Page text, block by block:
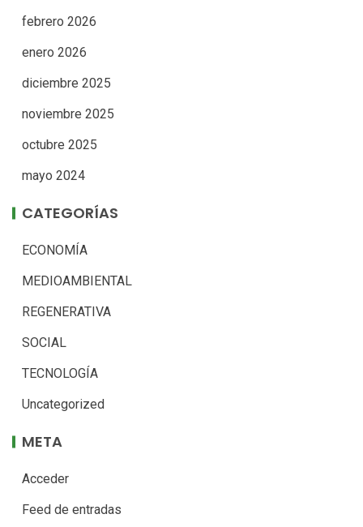
febrero 2026
enero 2026
diciembre 2025
noviembre 2025
octubre 2025
mayo 2024
CATEGORÍAS
ECONOMÍA
MEDIOAMBIENTAL
REGENERATIVA
SOCIAL
TECNOLOGÍA
Uncategorized
META
Acceder
Feed de entradas